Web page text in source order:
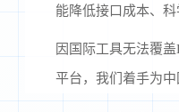
能降低接口成本、科
因国际工具无法覆
平台，我们着手为中